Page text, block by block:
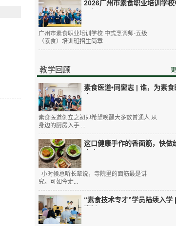
2026广州市素食职业培训学校
广州市素食职业培训学校 中式烹调师-五级
（素食）培训班招生简章 ...
教学回顾
素食医道•同窗志 | 谁，为素食
素食医道创立之初即希望唤醒大多数普通人 从
身边的厨房入手 ...
这口健康手作的香面筋，快做
小时候总听长辈说，寺院里的面筋最是讲
究。可如今走...
“素食技术专才”学员陆续入学